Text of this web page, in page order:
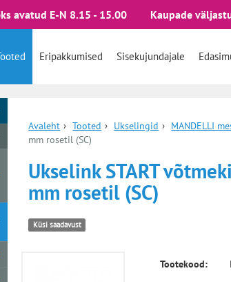
avatud E-N 8.15 - 15.00 Kaupade
Eripakkumised Sisekujundajale
Avaleht › Tooted › Ukselingid › MANDELLI
mm rosetil (SC)
Ukselink START
mm rosetil (SC)
Küsi saadavust
Tootekood: